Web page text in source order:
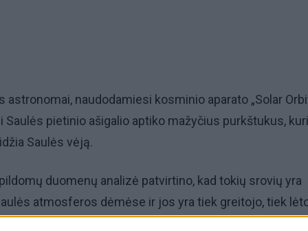
astronomai, naudodamiesi kosminio aparato „Solar
Saulės pietinio ašigalio aptiko mažyčius purkštukus,
Saulės vėją.
duomenų analizė patvirtino, kad tokių srovių yra
atmosferos dėmėse ir jos yra tiek greitojo, tiek